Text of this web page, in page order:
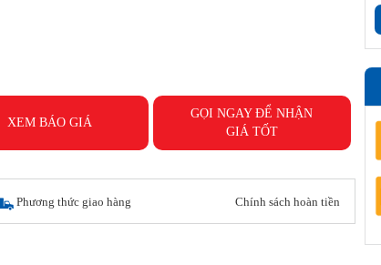
XEM BÁO GIÁ
GỌI NGAY ĐỂ NHẬN
GIÁ TỐT
Phương thức giao hàng Chính sách hoàn tiền